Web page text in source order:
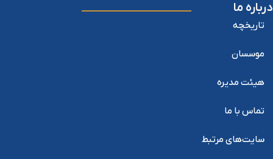
درباره ما
تاریخچه
موسسان
هیئت مدیره
تماس با ما
سایت‌های مرتبط